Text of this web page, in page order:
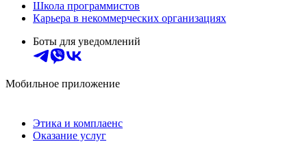
Школа программистов
Карьера в некоммерческих организациях
Боты для уведомлений
Мобильное приложение
Этика и комплаенс
Оказание услуг